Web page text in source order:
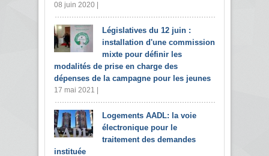
08 juin 2020 |
Législatives du 12 juin :
installation d'une commission
mixte pour définir les
modalités de prise en charge des
dépenses de la campagne pour les jeunes
17 mai 2021 |
Logements AADL: la voie
électronique pour le
traitement des demandes
instituée